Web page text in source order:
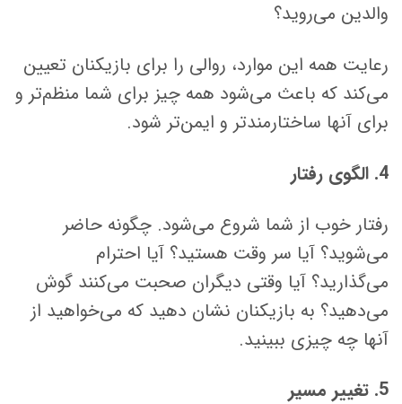
والدین می‌روید؟
رعایت همه این موارد، روالی را برای بازیکنان تعیین
می‌کند که باعث می‌شود همه چیز برای شما منظم‌تر و
برای آنها ساختارمندتر و ایمن‌تر شود.
4. الگوی رفتار
رفتار خوب از شما شروع می‌شود. چگونه حاضر
می‌شوید؟ آیا سر وقت هستید؟ آیا احترام
می‌گذارید؟ آیا وقتی دیگران صحبت می‌کنند گوش
می‌دهید؟ به بازیکنان نشان دهید که می‌خواهید از
آنها چه چیزی ببینید.
5. تغییر مسیر